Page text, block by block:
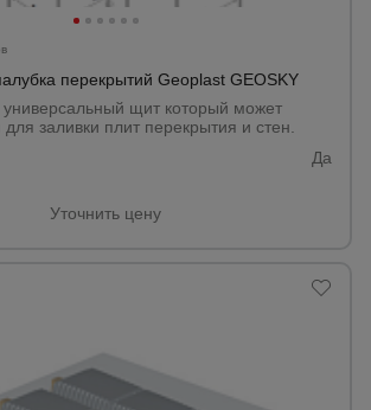
перекрытий Geoplast GEOSKY
универсальный щит который может
для заливки плит перекрытия и стен.
Да
Уточнить цену